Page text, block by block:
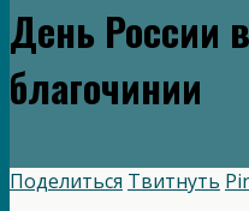
День России
благочинии
Поделиться Твитнуть